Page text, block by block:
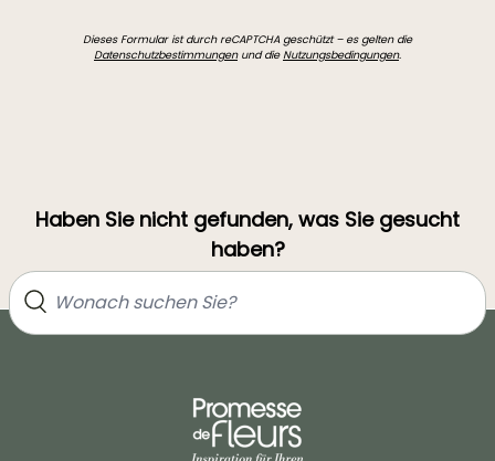
Dieses Formular ist durch reCAPTCHA geschützt – es gelten die
Datenschutzbestimmungenund dieNutzungsbedingungen.
Haben Sie nicht gefunden, was Sie gesucht
haben?